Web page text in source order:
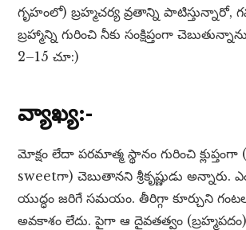
గృహంలో) బ్రహ్మచర్య వ్రతాన్ని
బ్రహ్మాన్ని గురించి నీకు సంక్షిప్తంగా
2–15 చూ:)
వ్యాఖ్య:-
మోక్షం లేదా పరమాత్మ స్థానం గురించి
sweetగా) చెబుతానని శ్రీకృష్ణుడు అన్నారు.
యుద్ధం జరిగే సమయం. తీరిగ్గా కూర్చుని
అవకాశం లేదు. పైగా ఆ దైవతత్వం